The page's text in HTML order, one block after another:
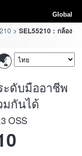
Global
SEL55210 : กล้อง
ะดับมืออาชีพ
มกันได้
OSS